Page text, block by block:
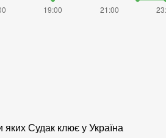
Судак клює у Україна